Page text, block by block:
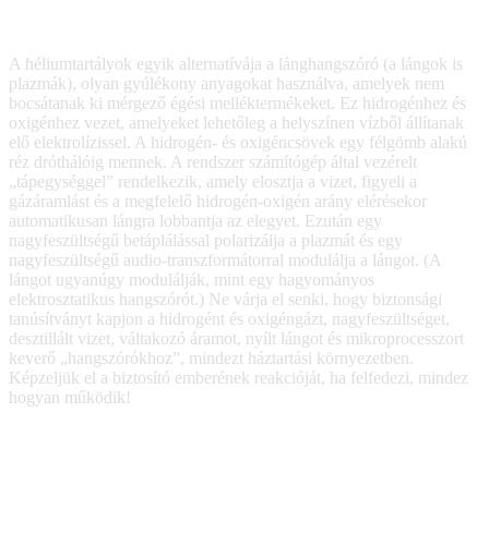
A héliumtartályok egyik alternatívája a lánghangszóró (a lángok is
plazmák), olyan gyúlékony anyagokat használva, amelyek nem
bocsátanak ki mérgező égési melléktermékeket. Ez hidrogénhez és
oxigénhez vezet, amelyeket lehetőleg a helyszínen vízből állítanak
elő elektrolízissel. A hidrogén- és oxigéncsövek egy félgömb alakú
réz dróthálóig mennek. A rendszer számítógép által vezérelt
„tápegységgel” rendelkezik, amely elosztja a vizet, figyeli a
gázáramlást és a megfelelő hidrogén-oxigén arány elérésekor
automatikusan lángra lobbantja az elegyet. Ezután egy
nagyfeszültségű betáplálással polarizálja a plazmát és egy
nagyfeszültségű audio-transzformátorral modulálja a lángot. (A
lángot ugyanúgy modulálják, mint egy hagyományos
elektrosztatikus hangszórót.) Ne várja el senki, hogy biztonsági
tanúsítványt kapjon a hidrogént és oxigéngázt, nagyfeszültséget,
desztillált vizet, váltakozó áramot, nyílt lángot és mikroprocesszort
keverő „hangszórókhoz”, mindezt háztartási környezetben.
Képzeljük el a biztosító emberének reakcióját, ha felfedezi, mindez
hogyan működik!